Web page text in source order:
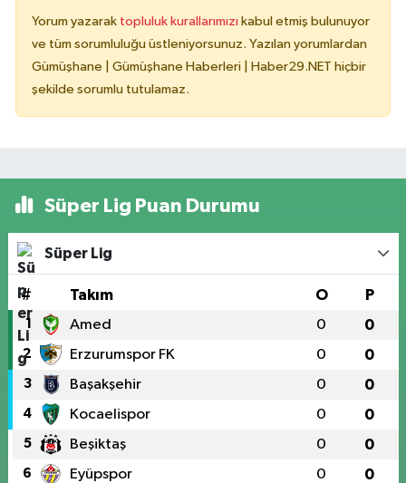
Yorum yazarak topluluk kurallarımızı kabul etmiş bulunuyor
ve tüm sorumluluğu üstleniyorsunuz. Yazılan yorumlardan
Gümüşhane | Gümüşhane Haberleri | Haber29.NET hiçbir
şekilde sorumlu tutulamaz.
Süper Lig Puan Durumu
Süper Lig
# Takım O P
1 Amed 0 0
2 Erzurumspor FK 0 0
3 Başakşehir 0 0
4 Kocaelispor 0 0
5 Beşiktaş 0 0
6 Eyüpspor 0 0